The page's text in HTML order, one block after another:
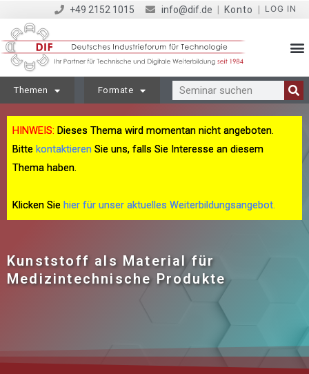
+49 2152 1015 info@dif.de Konto LOG IN
Themen Formate
HINWEIS: Dieses Thema wird momentan nicht angeboten.
Bitte kontaktieren Sie uns, falls Sie Interesse an diesem
Thema haben.
Klicken Sie hier für unser aktuelles Weiterbildungsangebot.
Kunststoff als Material für
Medizintechnische Produkte